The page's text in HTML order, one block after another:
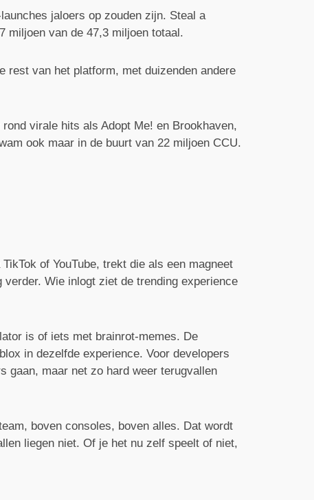
jaloers op zouden zijn. Steal a
miljoen van de 47,3 miljoen totaal.
rest van het platform, met duizenden andere
virale hits als Adopt Me! en Brookhaven,
ook maar in de buurt van 22 miljoen CCU.
of YouTube, trekt die als een magneet
Wie inlogt ziet de trending experience
is of iets met brainrot-memes. De
in dezelfde experience. Voor developers
gaan, maar net zo hard weer terugvallen
boven consoles, boven alles. Dat wordt
liegen niet. Of je het nu zelf speelt of niet,